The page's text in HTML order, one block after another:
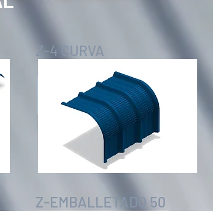
Z-4 CURVA
Z-EMBALLETADO 50